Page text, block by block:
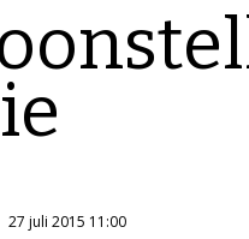
27 juli 2015 11:00